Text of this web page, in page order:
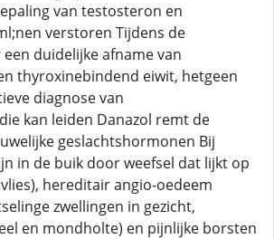
van testosteron en
verstoren Tijdens de
duidelijke afname van
thyroxinebindend eiwit, hetgeen
diagnose van
kan leiden Danazol remt de
geslachtshormonen Bij
in de buik door weefsel dat lijkt op
hereditair angio-oedeem
zwellingen in gezicht,
en mondholte) en pijnlijke borsten